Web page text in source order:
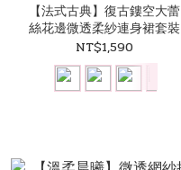
【法式古典】復古鏤空大蕾
絲花邊微透柔紗連身裙套裝
NT$1,590